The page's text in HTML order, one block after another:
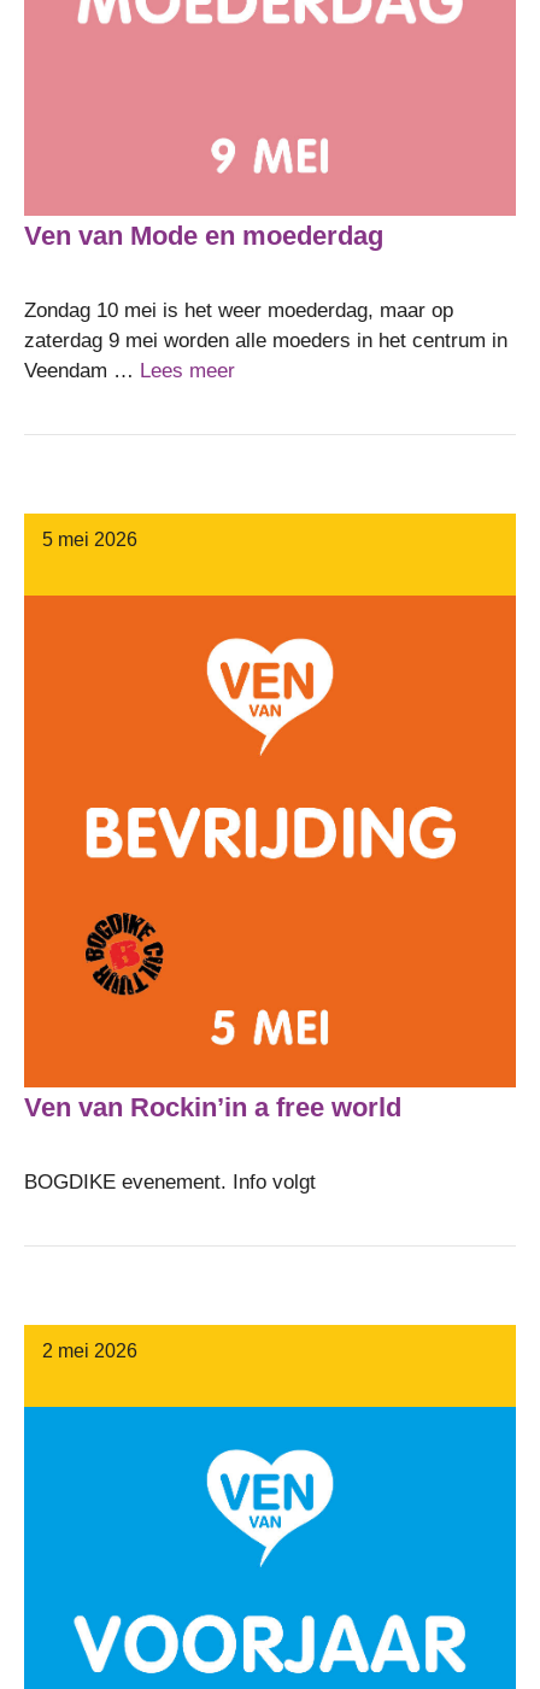
Ven van Mode en moederdag
Zondag 10 mei is het weer moederdag, maar op
zaterdag 9 mei worden alle moeders in het centrum in
Veendam … Lees meer
5 mei 2026
Ven van Rockin’in a free world
BOGDIKE evenement. Info volgt
2 mei 2026